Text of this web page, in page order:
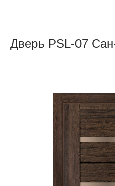
Дверь PSL-07